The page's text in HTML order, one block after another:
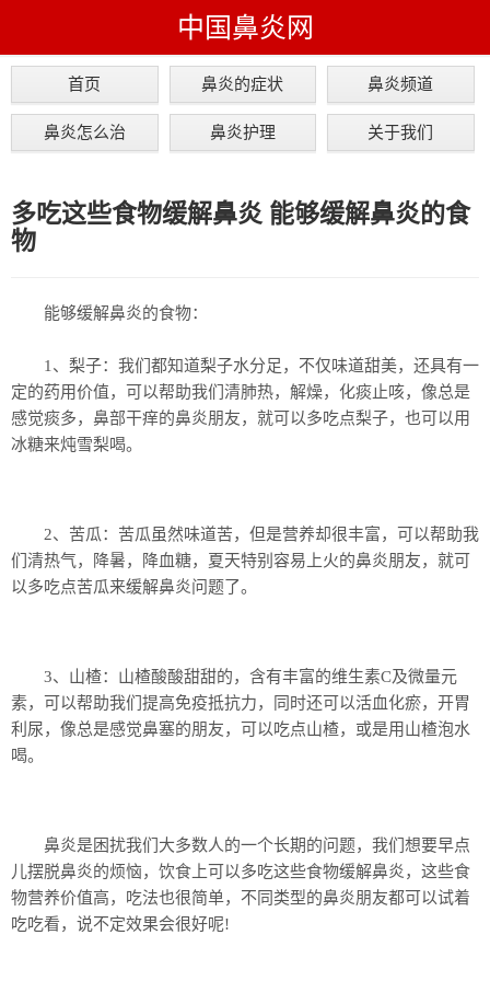
中国鼻炎网
首页 鼻炎的症状 鼻炎频道
鼻炎怎么治 鼻炎护理 关于我们
多吃这些食物缓解鼻炎 能够缓解鼻炎的食
物
能够缓解鼻炎的食物：
1、梨子：我们都知道梨子水分足，不仅味道甜美，还具有一
定的药用价值，可以帮助我们清肺热，解燥，化痰止咳，像总是
感觉痰多，鼻部干痒的鼻炎朋友，就可以多吃点梨子，也可以用
冰糖来炖雪梨喝。
2、苦瓜：苦瓜虽然味道苦，但是营养却很丰富，可以帮助我
们清热气，降暑，降血糖，夏天特别容易上火的鼻炎朋友，就可
以多吃点苦瓜来缓解鼻炎问题了。
3、山楂：山楂酸酸甜甜的，含有丰富的维生素C及微量元
素，可以帮助我们提高免疫抵抗力，同时还可以活血化瘀，开胃
利尿，像总是感觉鼻塞的朋友，可以吃点山楂，或是用山楂泡水
喝。
鼻炎是困扰我们大多数人的一个长期的问题，我们想要早点
儿摆脱鼻炎的烦恼，饮食上可以多吃这些食物缓解鼻炎，这些食
物营养价值高，吃法也很简单，不同类型的鼻炎朋友都可以试着
吃吃看，说不定效果会很好呢!